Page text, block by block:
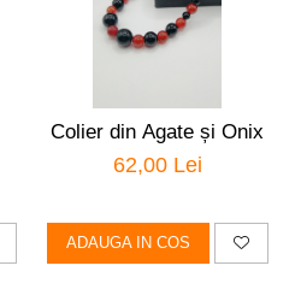
Colier din Agate și Onix
62,00 Lei
ADAUGA IN COS